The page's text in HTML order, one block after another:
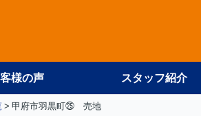
様の声 スタッフ紹介
甲府市羽黒町㉕ 売地